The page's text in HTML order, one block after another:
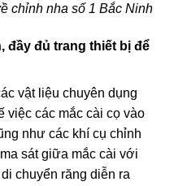
chỉnh nha số 1 Bắc Ninh
đầy đủ trang thiết bị để
vật liệu chuyên dụng
việc các mắc cài cọ vào
như các khí cụ chỉnh
sát giữa mắc cài với
chuyển răng diễn ra